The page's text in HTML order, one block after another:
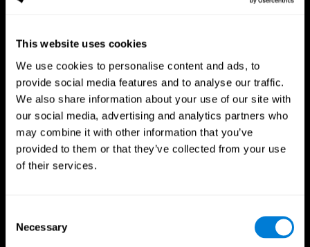
This website uses cookies
We use cookies to personalise content and ads, to
provide social media features and to analyse our traffic.
We also share information about your use of our site with
our social media, advertising and analytics partners who
may combine it with other information that you’ve
provided to them or that they’ve collected from your use
of their services.
Selection
Necessary
CogniFit App